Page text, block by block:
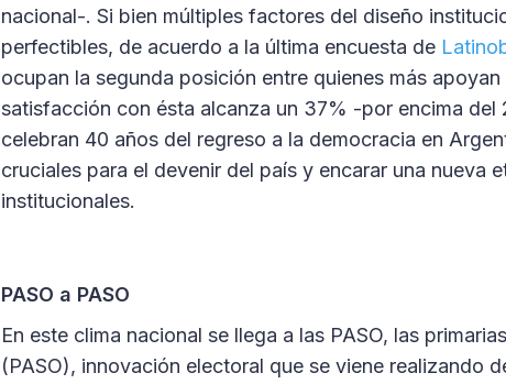
nacional-. Si bien múltiples factores del diseño
perfectibles, de acuerdo a la última encuesta de
ocupan la segunda posición entre quienes más
satisfacción con ésta alcanza un 37% -por encima
celebran 40 años del regreso a la democracia en
cruciales para el devenir del país y encarar una nueva
institucionales.
PASO a PASO
En este clima nacional se llega a las PASO, las
(PASO), innovación electoral que se viene realizando